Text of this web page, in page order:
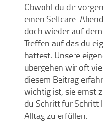
Obwohl du dir
einen Selfcare-
doch wieder auf
Treffen auf das du
hattest. Unsere
übergehen wir oft
diesem Beitrag
wichtig ist, sie ernst
du Schritt für Schritt
Alltag zu erfüllen.